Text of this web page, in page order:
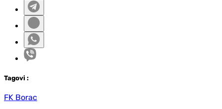
Tagovi :
FK Borac